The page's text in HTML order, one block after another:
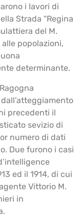
i lavori di
Strada “Regina
del M.
popolazioni,
determinante.
precedenti il
sevizio di
numero di dati
Due furono i casi
ed il 1914, di cui
Vittorio M.
in